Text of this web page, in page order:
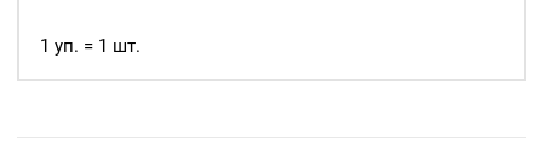
Сфера применения
люверсов очень обширная:
шт,
1 уп. = 1 шт.